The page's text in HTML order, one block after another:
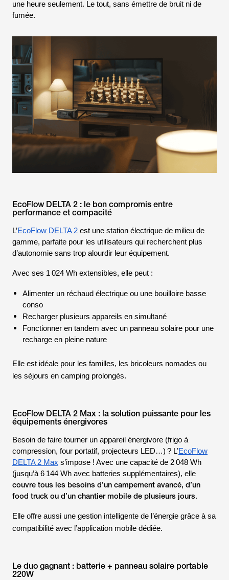
une heure seulement. Le tout, sans émettre de bruit ni de
fumée.
EcoFlow DELTA 2 : le bon compromis entre
performance et compacité
L’EcoFlow DELTA 2 est une station électrique de milieu de
gamme, parfaite pour les utilisateurs qui recherchent plus
d’autonomie sans trop alourdir leur équipement.
Avec ses 1 024 Wh extensibles, elle peut :
Alimenter un réchaud électrique ou une bouilloire basse
conso
Recharger plusieurs appareils en simultané
Fonctionner en tandem avec un panneau solaire pour une
recharge en pleine nature
Elle est idéale pour les familles, les bricoleurs nomades ou
les séjours en camping prolongés.
EcoFlow DELTA 2 Max : la solution puissante pour les
équipements énergivores
Besoin de faire tourner un appareil énergivore (frigo à
compression, four portatif, projecteurs LED…) ? L’EcoFlow
DELTA 2 Max s’impose ! Avec une capacité de 2 048 Wh
(jusqu’à 6 144 Wh avec batteries supplémentaires), elle
couvre tous les besoins d’un campement avancé, d’un
food truck ou d’un chantier mobile de plusieurs jours.
Elle offre aussi une gestion intelligente de l’énergie grâce à sa
compatibilité avec l’application mobile dédiée.
Le duo gagnant : batterie + panneau solaire portable
220W